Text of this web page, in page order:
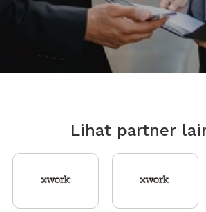
Lihat partner